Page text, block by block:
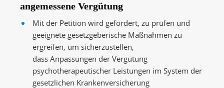
angemessene Vergütung
Mit der Petition wird gefordert, zu prüfen und
geeignete gesetzgeberische Maßnahmen zu
ergreifen, um sicherzustellen,
dass Anpassungen der Vergütung
psychotherapeutischer Leistungen im System der
gesetzlichen Krankenversicherung